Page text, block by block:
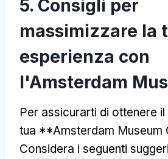
5. Consigli per
massimizzare la
esperienza con
l'Amsterdam
Per assicurarti di ottenere
tua **Amsterdam Museum
Considera i seguenti